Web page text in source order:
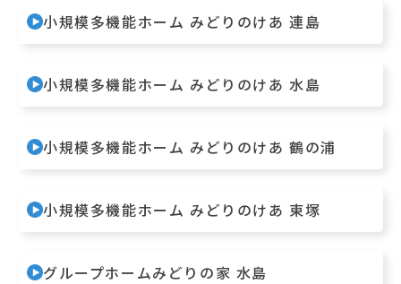
小規模多機能ホーム みどりのけあ 連島
小規模多機能ホーム みどりのけあ 水島
小規模多機能ホーム みどりのけあ 鶴の浦
小規模多機能ホーム みどりのけあ 東塚
グループホームみどりの家 水島